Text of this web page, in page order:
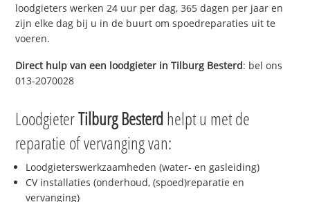
loodgieters werken 24 uur per dag, 365 dagen per jaar en
zijn elke dag bij u in de buurt om spoedreparaties uit te
voeren.
Direct hulp van een loodgieter inTilburg Besterd: bel ons
013-2070028
LoodgieterTilburg Besterdhelpt u met de
reparatie of vervanging van:
Loodgieterswerkzaamheden (water- en gasleiding)
CV installaties (onderhoud, (spoed)reparatie en
vervanging)